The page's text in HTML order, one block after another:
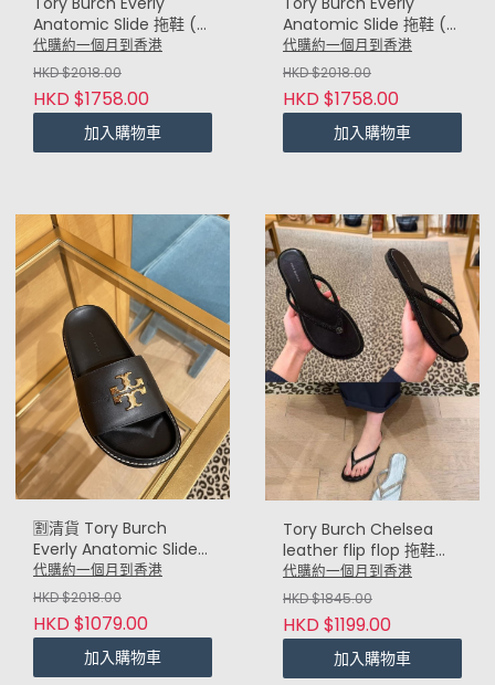
Anatomic Slide 拖鞋 (啡
BOURBON)
代購約一個月到香港
HKD $2018.00
HKD $1758.00
加入購物車
Anatomic Slide 拖鞋 (白
New Ivory)
代購約一個月到香港
HKD $2018.00
HKD $1758.00
加入購物車
🈹️清貨 Tory Burch
Everly Anatomic Slide
拖鞋 (黑 Black)
代購約一個月到香港
HKD $2018.00
HKD $1079.00
加入購物車
Tory Burch Chelsea
leather flip flop 拖鞋
(黑 Black)
代購約一個月到香港
HKD $1845.00
HKD $1199.00
加入購物車